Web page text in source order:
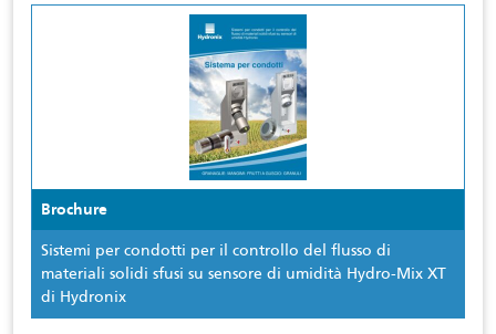
Brochure
Sistemi per condotti per il controllo del flusso di
materiali solidi sfusi su sensore di umidità Hydro-Mix XT
di Hydronix